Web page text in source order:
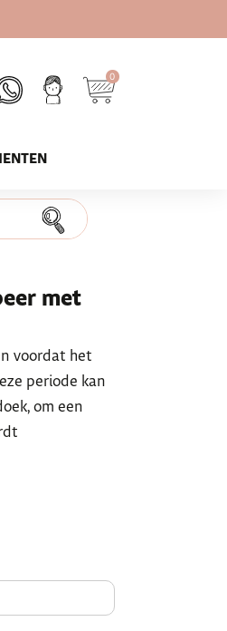
0
met
voordat het
periode kan
om een